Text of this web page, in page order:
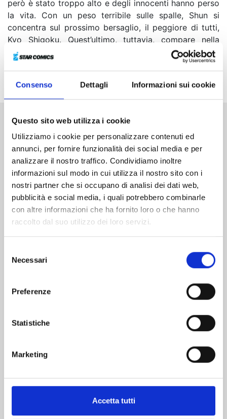
Consenso Dettagli Informazioni sui cookie
Questo sito web utilizza i cookie
Utilizziamo i cookie per personalizzare contenuti ed
annunci, per fornire funzionalità dei social media e per
analizzare il nostro traffico. Condividiamo inoltre
informazioni sul modo in cui utilizza il nostro sito con i
nostri partner che si occupano di analisi dei dati web,
pubblicità e social media, i quali potrebbero combinarle
con altre informazioni che ha fornito loro o che hanno
raccolto dal suo utilizzo dei loro servizi.
delNecessari
Preferenze
Statistiche
Marketing
Accetta tutti
però è stato troppo alto e degli innocenti hanno perso
la vita. Con un peso terribile sulle spalle, Shun si
concentra sul prossimo bersaglio, il peggiore di tutti,
Kyo Shigoku. Quest’ultimo, tuttavia, compare nella
camera d’ospedale di Kakeru dopo che il ragazzo ha
ripreso conoscenza, mandando un chiaro messaggio:
Altri volumi della serie